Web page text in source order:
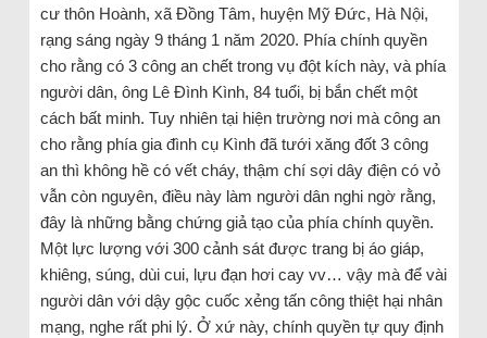
cư thôn Hoành, xã Đồng Tâm, huyện Mỹ Đức, Hà Nội,
rạng sáng ngày 9 tháng 1 năm 2020. Phía chính quyền
cho rằng có 3 công an chết trong vụ đột kích này, và phía
người dân, ông Lê Đình Kình, 84 tuổi, bị bắn chết một
cách bất minh. Tuy nhiên tại hiện trường nơi mà công an
cho rằng phía gia đình cụ Kình đã tưới xăng đốt 3 công
an thì không hề có vết cháy, thậm chí sợi dây điện có vỏ
vẫn còn nguyên, điều này làm người dân nghi ngờ rằng,
đây là những bằng chứng giả tạo của phía chính quyền.
Một lực lượng với 300 cảnh sát được trang bị áo giáp,
khiêng, súng, dùi cui, lựu đạn hơi cay vv… vậy mà để vài
người dân với dậy gộc cuốc xẻng tấn công thiệt hại nhân
mạng, nghe rất phi lý. Ở xứ này, chính quyền tự quy định